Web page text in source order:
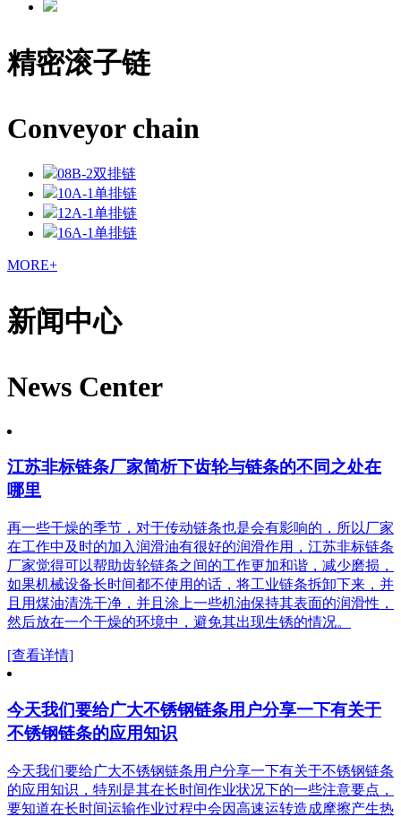
精密滚子链
Conveyor chain
08B-2双排链
10A-1单排链
12A-1单排链
16A-1单排链
MORE+
新闻中心
News Center
江苏非标链条厂家简析下齿轮与链条的不同之处在
哪里
再一些干燥的季节，对于传动链条也是会有影响的，所以厂家
在工作中及时的加入润滑油有很好的润滑作用，江苏非标链条
厂家觉得可以帮助齿轮链条之间的工作更加和谐，减少磨损，
如果机械设备长时间都不使用的话，将工业链条拆卸下来，并
且用煤油清洗干净，并且涂上一些机油保持其表面的润滑性，
然后放在一个干燥的环境中，避免其出现生锈的情况。
[查看详情]
今天我们要给广大不锈钢链条用户分享一下有关于
不锈钢链条的应用知识
今天我们要给广大不锈钢链条用户分享一下有关于不锈钢链条
的应用知识，特别是其在长时间作业状况下的一些注意要点，
要知道在长时间运输作业过程中会因高速运转造成摩擦产生热